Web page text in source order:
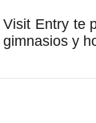
Visit Entry te
gimnasios y